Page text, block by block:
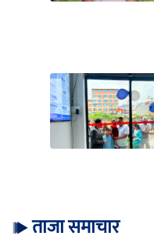
ताजा समाचार